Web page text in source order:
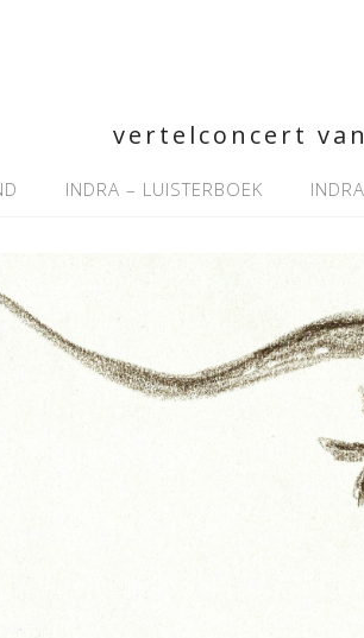
vertelconcert
INDRA – LUISTERBOEK